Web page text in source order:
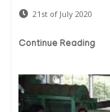
21st of July 2020
Continue Reading